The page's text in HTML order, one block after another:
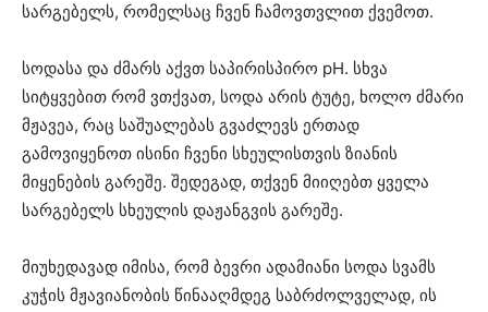
სარგებელს, რომელსაც ჩვენ ჩამოვთვლით ქვემოთ.
სოდასა და ძმარს აქვთ საპირისპირო pH. სხვა
სიტყვებით რომ ვთქვათ, სოდა არის ტუტე, ხოლო ძმარი
მჟავეა, რაც საშუალებას გვაძლევს ერთად
გამოვიყენოთ ისინი ჩვენი სხეულისთვის ზიანის
მიყენების გარეშე. შედეგად, თქვენ მიიღებთ ყველა
სარგებელს სხეულის დაჟანგვის გარეშე.
მიუხედავად იმისა, რომ ბევრი ადამიანი სოდა სვამს
კუჭის მჟავიანობის წინააღმდეგ საბრძოლველად, ის